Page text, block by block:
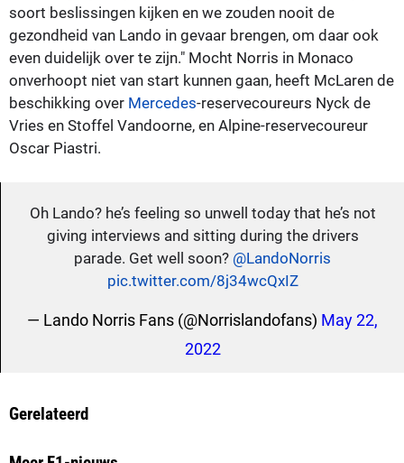
soort beslissingen kijken en we zouden nooit de
gezondheid van Lando in gevaar brengen, om daar ook
even duidelijk over te zijn." Mocht Norris in Monaco
onverhoopt niet van start kunnen gaan, heeft McLaren de
beschikking over Mercedes-reservecoureurs Nyck de
Vries en Stoffel Vandoorne, en Alpine-reservecoureur
Oscar Piastri.
Oh Lando? he’s feeling so unwell today that he’s not
giving interviews and sitting during the drivers
parade. Get well soon? @LandoNorris
pic.twitter.com/8j34wcQxIZ
— Lando Norris Fans (@Norrislandofans) May 22,
2022
Gerelateerd